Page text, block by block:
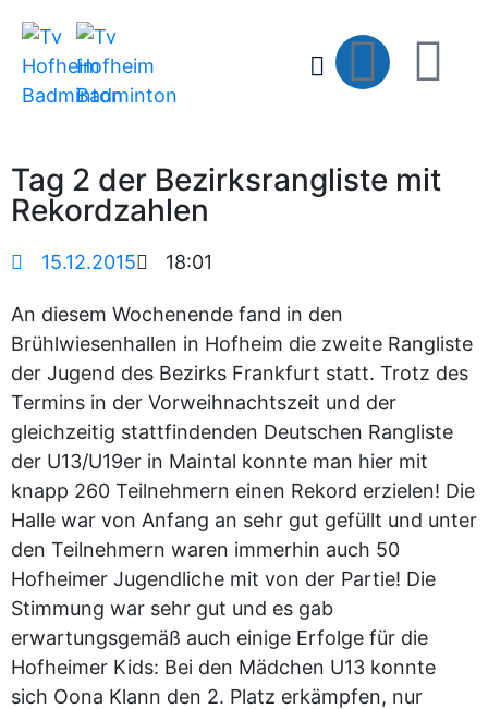
Tag 2 der Bezirksrangliste mit
Rekordzahlen
15.12.2015 18:01
An diesem Wochenende fand in den
Brühlwiesenhallen in Hofheim die zweite Rangliste
der Jugend des Bezirks Frankfurt statt. Trotz des
Termins in der Vorweihnachtszeit und der
gleichzeitig stattfindenden Deutschen Rangliste
der U13/U19er in Maintal konnte man hier mit
knapp 260 Teilnehmern einen Rekord erzielen! Die
Halle war von Anfang an sehr gut gefüllt und unter
den Teilnehmern waren immerhin auch 50
Hofheimer Jugendliche mit von der Partie! Die
Stimmung war sehr gut und es gab
erwartungsgemäß auch einige Erfolge für die
Hofheimer Kids: Bei den Mädchen U13 konnte
sich Oona Klann den 2. Platz erkämpfen, nur